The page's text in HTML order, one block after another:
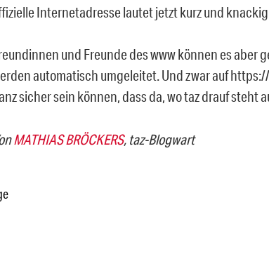
Internetadresse lautet jetzt kurz und
und Freunde des www können es aber
automatisch umgeleitet. Und zwar auf
sicher sein können, dass da, wo taz drauf steht
MATHIAS BRÖCKERS, taz-Blogwart